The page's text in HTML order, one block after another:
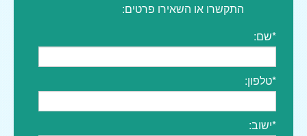
התקשרו או השאירו פרטים:
*שם:
*טלפון:
*ישוב: